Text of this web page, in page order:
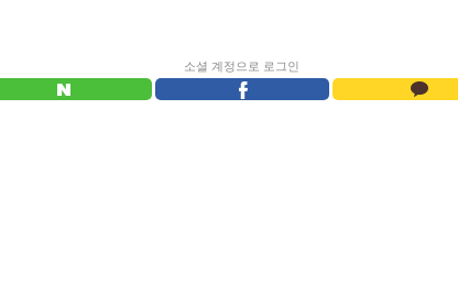
소셜 계정으로 로그인